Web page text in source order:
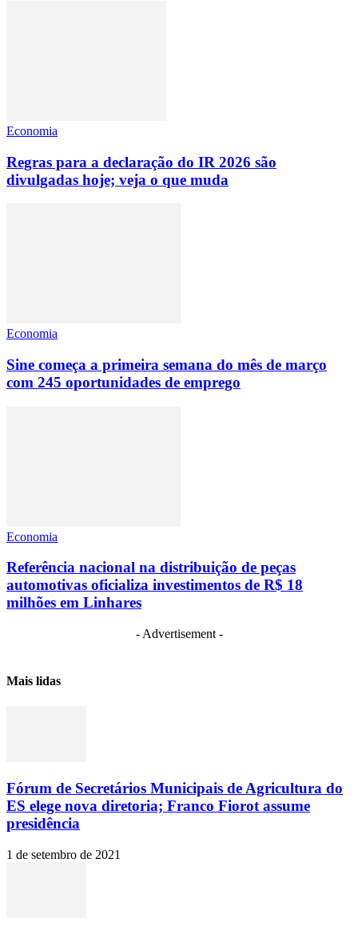
Economia
Regras para a declaração do IR 2026 são
divulgadas hoje; veja o que muda
Economia
Sine começa a primeira semana do mês de março
com 245 oportunidades de emprego
Economia
Referência nacional na distribuição de peças
automotivas oficializa investimentos de R$ 18
milhões em Linhares
- Advertisement -
Mais lidas
Fórum de Secretários Municipais de Agricultura do
ES elege nova diretoria; Franco Fiorot assume
presidência
1 de setembro de 2021